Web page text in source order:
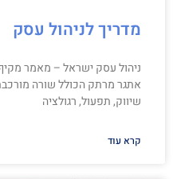
מדריך לניהול עסק
ניהול עסק ישראל – מאמר
אתגר מרתק הכולל שורה
שיווק, תפעול, רגולציה
קרא עוד